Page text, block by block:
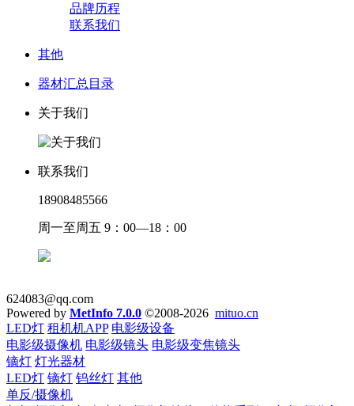
品牌历程
联系我们
其他
器材汇总目录
关于我们
联系我们
18908485566
周一至周五 9：00—18：00
624083@qq.com
Powered by MetInfo 7.0.0 ©2008-2026 mituo.cn
LED灯 租机机APP 电影级设备
电影级摄像机 电影级镜头 电影级变焦镜头
镝灯 灯光器材
LED灯 镝灯 钨丝灯 其他
单反/摄像机